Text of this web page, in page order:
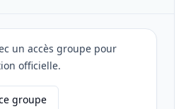
un accès groupe pour
officielle.
groupe